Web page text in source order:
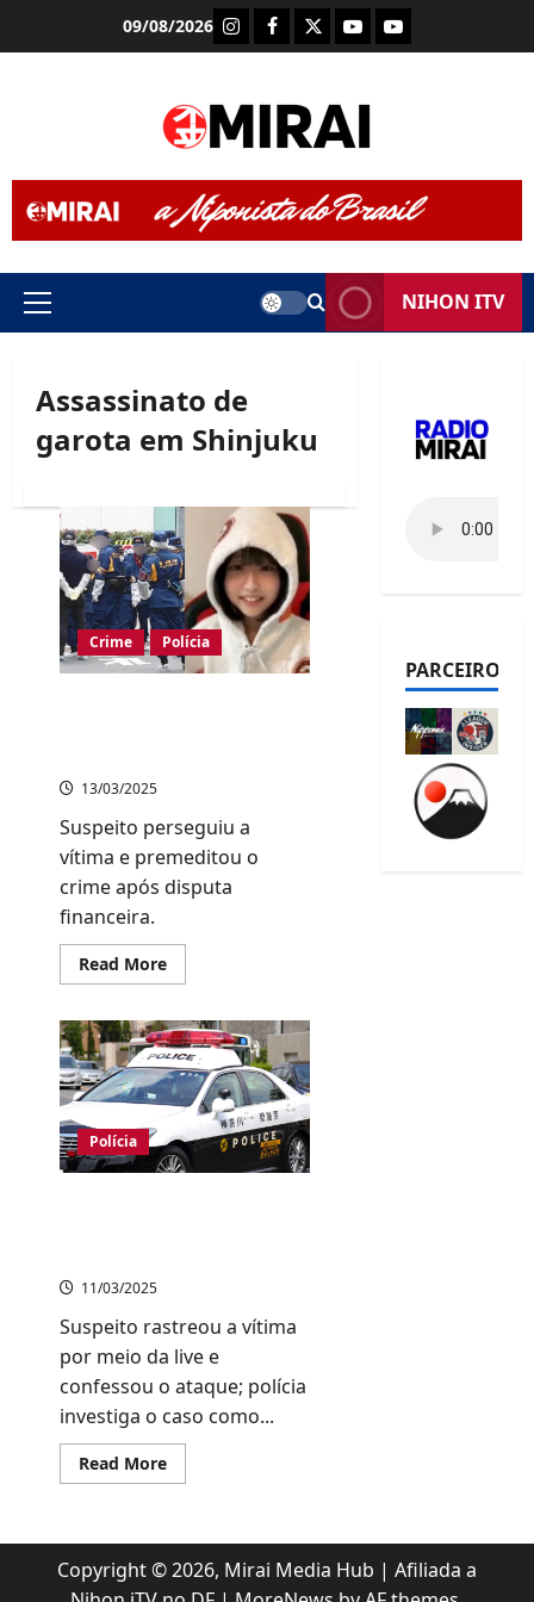
09/08/2026 InstagramFacebook
X Youtube (Rádio
Youtube (TV
Primary
NIHON ITV
Assassinato de
garota em Shinjuku
Crime Polícia
13/03/2025
Suspeito perseguiu a
vítima e premeditou o
crime após disputa
financeira.
Read MoreRead
more
Ai
Mogami:
Autópsia
da
polícia
revela
jovem
levou
30
Polícia
11/03/2025
Suspeito rastreou a vítima
por meio da live e
confessou o ataque; polícia
investiga o caso como...
Read MoreRead
more
Tóquio:
nomes
da
vítima
PARCEIROS
Copyright © 2026, Mirai Media Hub | Afiliada a